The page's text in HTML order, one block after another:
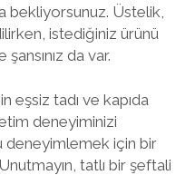
bekliyorsunuz. Üstelik,
istediğiniz ürünü
şansınız da var.
eşsiz tadı ve kapıda
deneyiminizi
deneyimlemek için bir
tatlı bir şeftali